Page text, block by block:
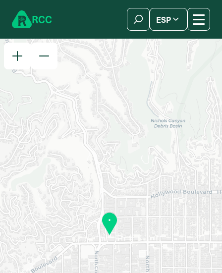
RCC ESP